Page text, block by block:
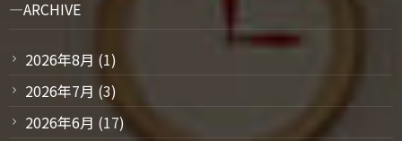
ARCHIVE
2026年8月 (1)
2026年7月 (3)
2026年6月 (17)